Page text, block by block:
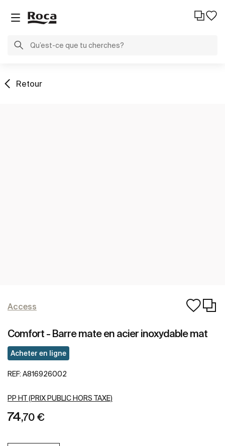
Retour
Access
Comfort - Barre mate en acier inoxydable mat
Acheter en ligne
REF: A816926002
PP HT (PRIX PUBLIC HORS TAXE)
74,70 €